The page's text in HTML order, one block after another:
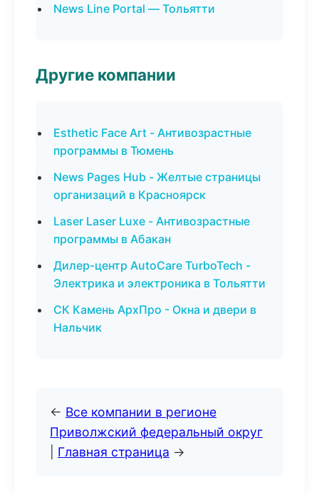
News Line Portal — Тольятти
Другие компании
Esthetic Face Art - Антивозрастные
программы в Тюмень
News Pages Hub - Желтые страницы
организаций в Красноярск
Laser Laser Luxe - Антивозрастные
программы в Абакан
Дилер-центр AutoCare TurboTech -
Электрика и электроника в Тольятти
СК Камень АрхПро - Окна и двери в
Нальчик
← Все компании в регионе
Приволжский федеральный округ
Главная страница →